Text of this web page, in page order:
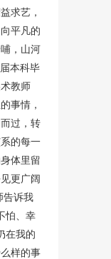
求艺，
平凡的
，山河
本科毕
教师
事情，
过，转
的每一
体里留
更广阔
告诉我
怕、幸
在我的
样的事